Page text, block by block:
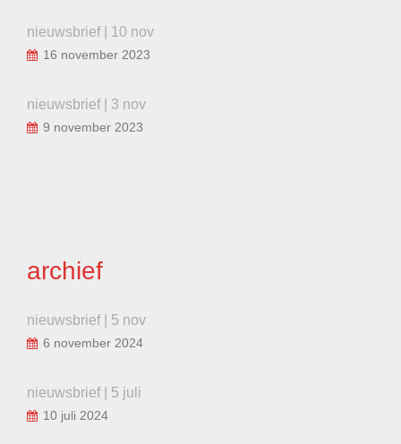
nieuwsbrief | 10 nov
16 november 2023
nieuwsbrief | 3 nov
9 november 2023
archief
nieuwsbrief | 5 nov
6 november 2024
nieuwsbrief | 5 juli
10 juli 2024